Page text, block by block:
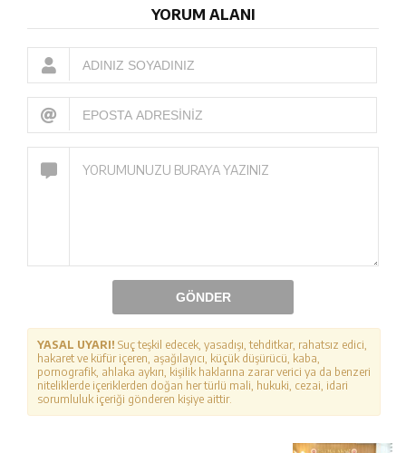
YORUM ALANI
GÖNDER
YASAL UYARI! Suç teşkil edecek, yasadışı, tehditkar, rahatsız edici,
hakaret ve küfür içeren, aşağılayıcı, küçük düşürücü, kaba,
pornografik, ahlaka aykırı, kişilik haklarına zarar verici ya da benzeri
niteliklerde içeriklerden doğan her türlü mali, hukuki, cezai, idari
sorumluluk içeriği gönderen kişiye aittir.